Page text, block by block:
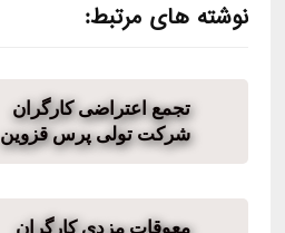
نوشته های مرتبط:
تجمع اعتراضی کارگران
شرکت تولی پرس قزوین
معوقات مزدی کارگران